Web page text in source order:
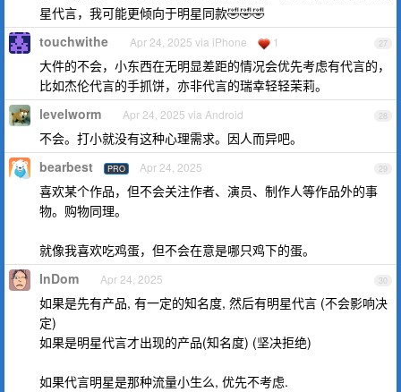
星代言，我可能更倾向于明星同款🤣🤣🤣
27
touchwithe Apr 24, 2025 via iPhone 1
大件的不会，小东西在无明显差距的情况会优先考虑有代言的，
比如杰伦代言的手抓饼，亦非代言的瑞幸轻轻茉莉。
28
levelworm Apr 24, 2025 via Android
不会。打小就没有这种心理需求。因人而异吧。
29
bearbest PRO Apr 24, 2025
喜欢某个作品，但不会关注作者、演员、制作人等作品外的事
物。购物同理。
就像我喜欢吃鸡蛋，但不会在意是哪只鸡下的蛋。
30
InDom Apr 24, 2025
如果是先有产品, 有一定的知名度, 然后有明星代言 (不会影响决
定)
如果是明星代言才出现的产品(知名度) (坚决拒绝)
如果代言明星是那种流量小生么, 优先不考虑.